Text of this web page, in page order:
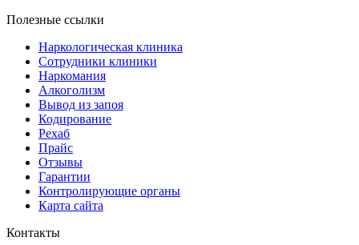
Полезные ссылки
Наркологическая клиника
Сотрудники клиники
Наркомания
Алкоголизм
Вывод из запоя
Кодирование
Рехаб
Прайс
Отзывы
Гарантии
Контролирующие органы
Карта сайта
Контакты